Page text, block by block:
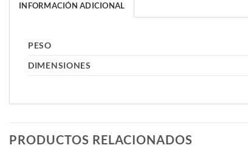
INFORMACIÓN ADICIONAL
PESO
DIMENSIONES
PRODUCTOS RELACIONADOS